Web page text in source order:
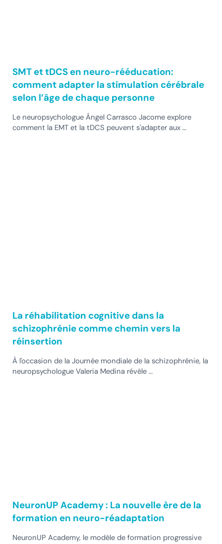
SMT et tDCS en neuro-rééducation:
comment adapter la stimulation cérébrale
selon l’âge de chaque personne
Le neuropsychologue Ángel Carrasco Jacome explore
comment la EMT et la tDCS peuvent s'adapter aux …
La réhabilitation cognitive dans la
schizophrénie comme chemin vers la
réinsertion
À l'occasion de la Journée mondiale de la schizophrénie, la
neuropsychologue Valeria Medina révèle …
NeuronUP Academy : La nouvelle ère de la
formation en neuro-réadaptation
NeuronUP Academy, le modèle de formation progressive